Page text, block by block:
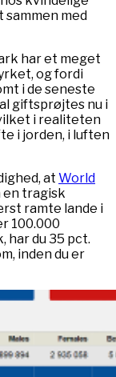
med
har et meget
og fordi
i de seneste
giftsprøjtes nu i
i realiteten
i jorden, i luften
at World
en tragisk
ramte lande i
100.000
har du 35 pct.
inden du er